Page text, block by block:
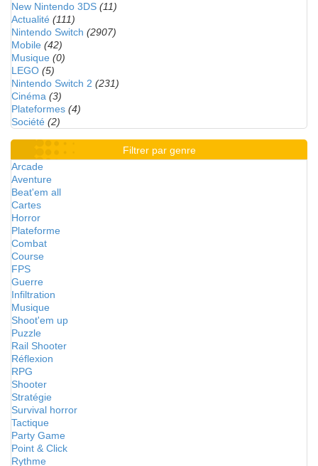
New Nintendo 3DS (11)
Actualité (111)
Nintendo Switch (2907)
Mobile (42)
Musique (0)
LEGO (5)
Nintendo Switch 2 (231)
Cinéma (3)
Plateformes (4)
Société (2)
Filtrer par genre
Arcade
Aventure
Beat'em all
Cartes
Horror
Plateforme
Combat
Course
FPS
Guerre
Infiltration
Musique
Shoot'em up
Puzzle
Rail Shooter
Réflexion
RPG
Shooter
Stratégie
Survival horror
Tactique
Party Game
Point & Click
Rythme